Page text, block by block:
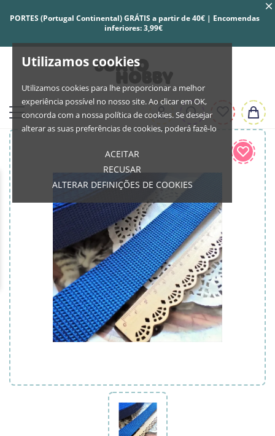
Utilizamos cookies
Utilizamos cookies para lhe proporcionar a melhor
experiência possível no nosso site. Ao clicar em OK,
concorda com a nossa política de cookies. Se desejar
alterar as suas preferências de cookies, poderá fazê-lo
ACEITAR
RECUSAR
ALTERAR DEFINIÇÕES DE COOKIES
PORTES (Portugal Continental) GRÁTIS a partir de 40€ | Encomendas
inferiores: 3,99€